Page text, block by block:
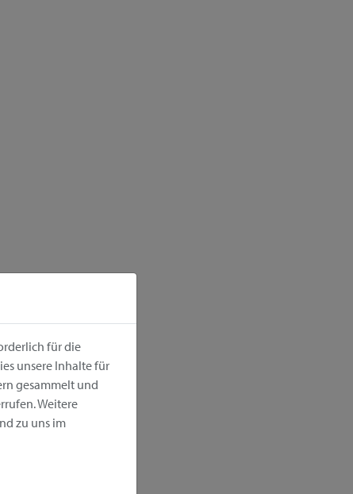
für die
unsere Inhalte für
gesammelt und
Weitere
zu uns im